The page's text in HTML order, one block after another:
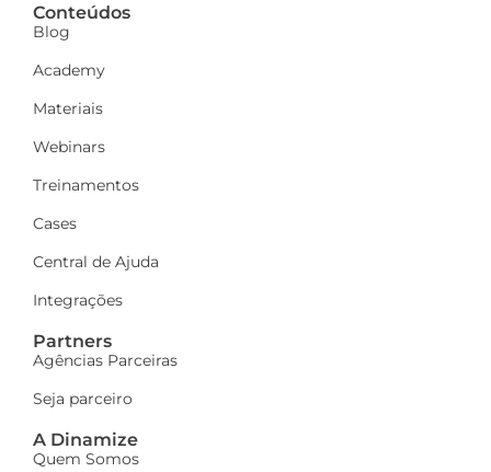
Conteúdos
Blog
Academy
Materiais
Webinars
Treinamentos
Cases
Central de Ajuda
Integrações
Partners
Agências Parceiras
Seja parceiro
A Dinamize
Quem Somos